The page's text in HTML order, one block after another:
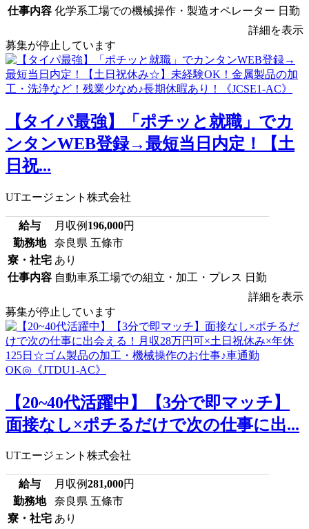
仕事内容 化学系工場での機械操作・製造オペレーター 日勤
詳細を表示
募集が停止しています
【タイパ最強】「ポチッと就職」でカ
ンタンWEB登録→最短当日内定！【土
日祝...
UTエージェント株式会社
給与 月収例 196,000円
勤務地
奈良県 五條市
寮・社宅 あり
仕事内容 自動車系工場での組立・加工・プレス 日勤
詳細を表示
募集が停止しています
【20~40代活躍中】【3分で即マッチ】
面接なし×ポチるだけで次の仕事に出...
UTエージェント株式会社
給与 月収例281,000円
勤務地
奈良県 五條市
寮・社宅 あり